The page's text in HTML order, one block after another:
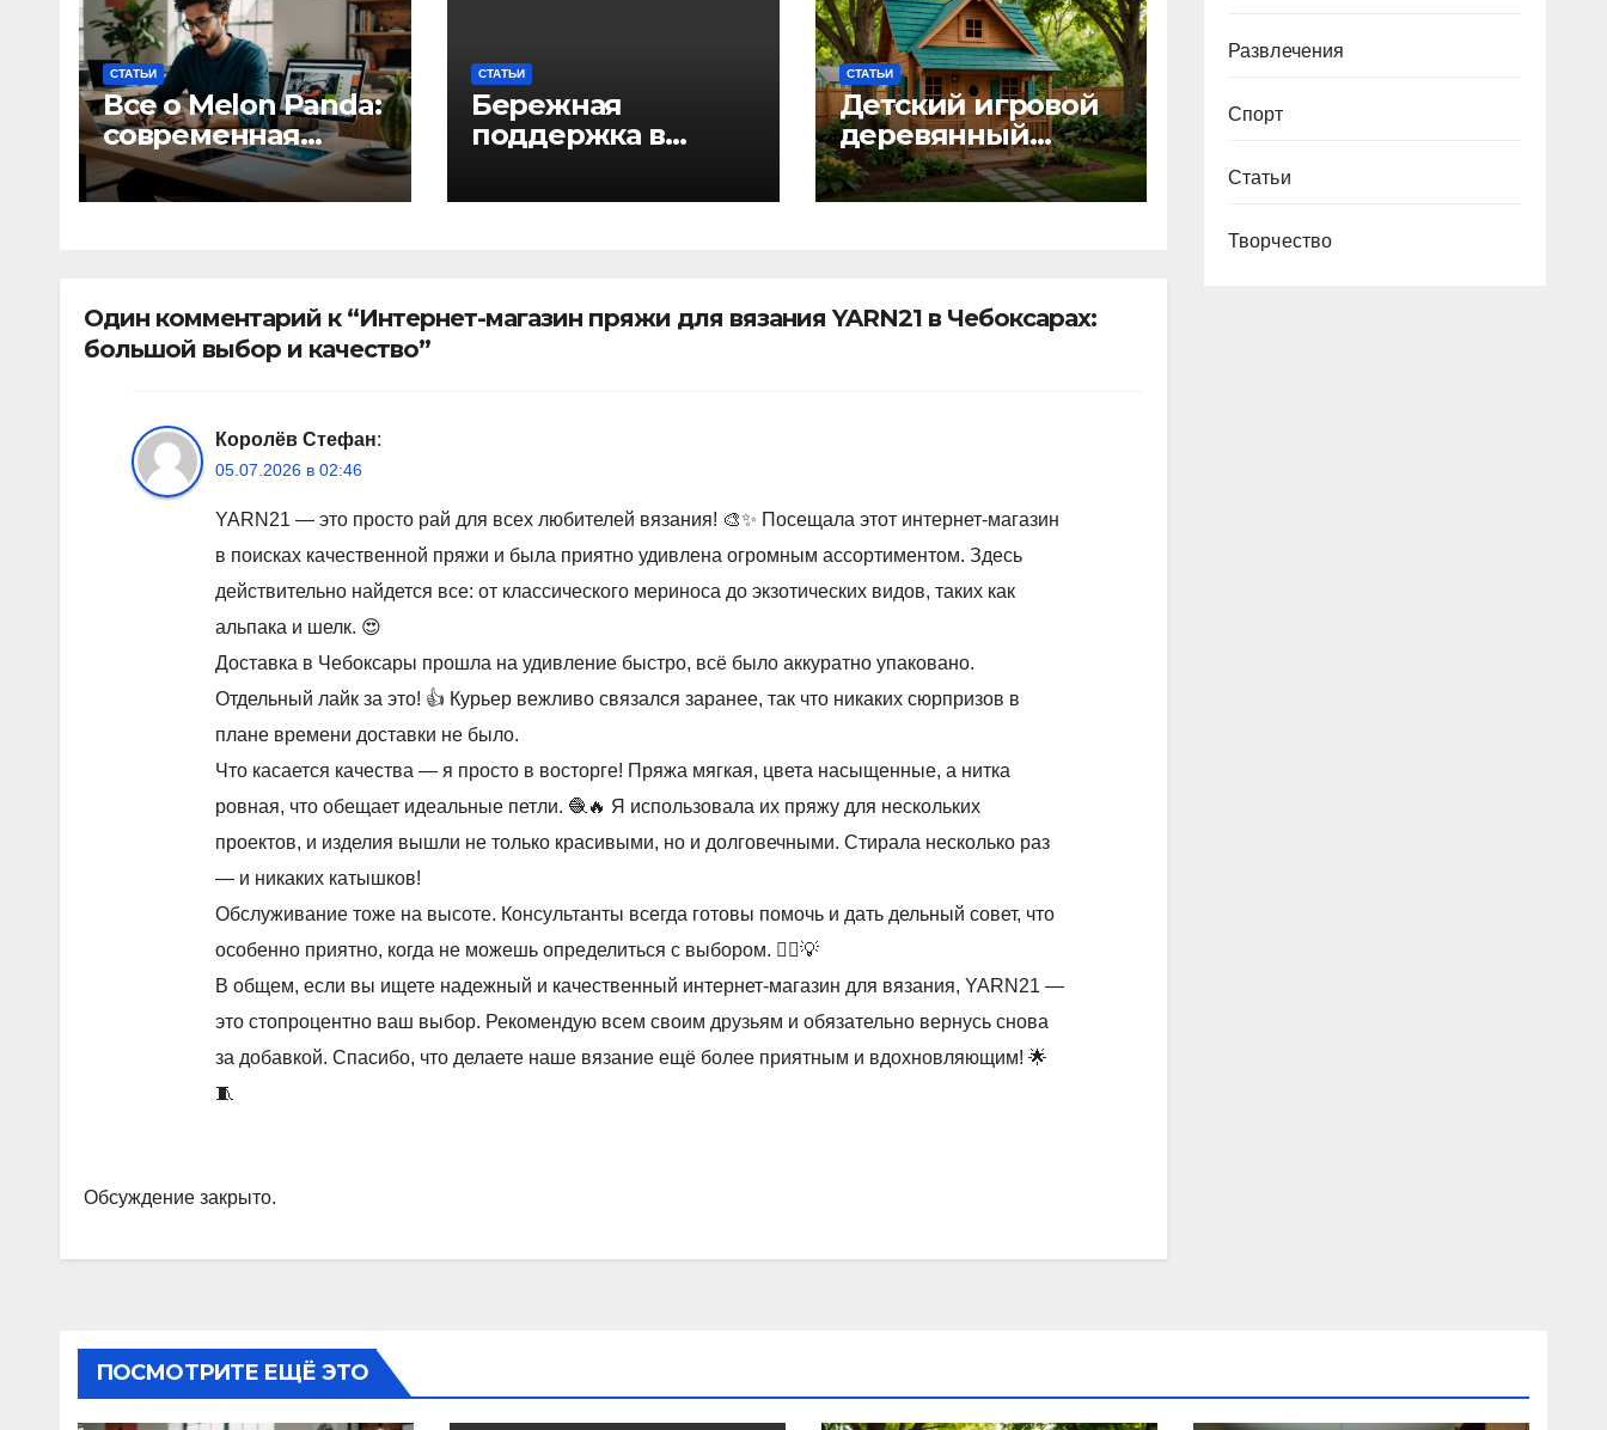
СТАТЬИ
Все о Melon Panda:
современная
платформа для
творческих
СТАТЬИ
Бережная
поддержка в
помочь близкому
сохранить семью
СТАТЬИ
Детский игровой
деревянный
домик: волшебное
пространство для
Один комментарий к “Интернет-магазин пряжи для вязания YARN21 в Чебоксарах:
большой выбор и качество”
Королёв Стефан:
05.07.2026 в 02:46
YARN21 — это просто рай для всех любителей вязания! 🎨✨ Посещала этот интернет-магазин
в поисках качественной пряжи и была приятно удивлена огромным ассортиментом. Здесь
действительно найдется все: от классического мериноса до экзотических видов, таких как
альпака и шелк. 😍
Доставка в Чебоксары прошла на удивление быстро, всё было аккуратно упаковано.
Отдельный лайк за это! 👍 Курьер вежливо связался заранее, так что никаких сюрпризов в
плане времени доставки не было.
Что касается качества — я просто в восторге! Пряжа мягкая, цвета насыщенные, а нитка
ровная, что обещает идеальные петли. 🧶🔥 Я использовала их пряжу для нескольких
проектов, и изделия вышли не только красивыми, но и долговечными. Стирала несколько раз
— и никаких катышков!
Обслуживание тоже на высоте. Консультанты всегда готовы помочь и дать дельный совет, что
особенно приятно, когда не можешь определиться с выбором. 💁‍♀️💡
В общем, если вы ищете надежный и качественный интернет-магазин для вязания, YARN21 —
это стопроцентно ваш выбор. Рекомендую всем своим друзьям и обязательно вернусь снова
за добавкой. Спасибо, что делаете наше вязание ещё более приятным и вдохновляющим! 🌟
🧵
Обсуждение закрыто.
Развлечения
Спорт
Статьи
Творчество
ПОСМОТРИТЕ ЕЩЁ ЭТО